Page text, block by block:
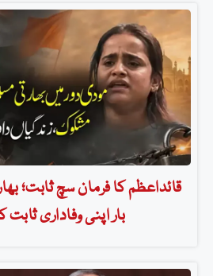
قائداعظم کا فرمان سچ ثابت؛
بار اپنی وفاداری ثابت